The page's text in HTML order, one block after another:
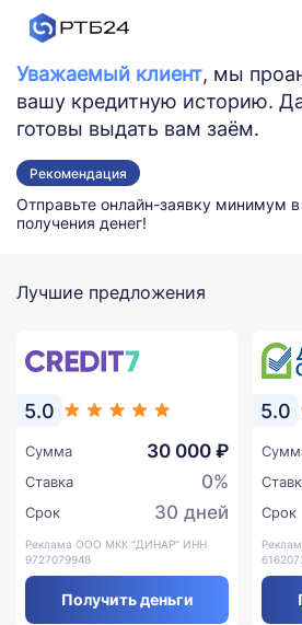
Уважаемый клиент, мы
вашу кредитную историю.
готовы выдать вам заём.
Рекомендация
Отправьте онлайн-заявку минимум
получения денег!
Лучшие предложения
5.0
Сумма 30 000 ₽
Ставка 0%
Срок 30 дней
Реклама ООО МКК "ДИНАР" ИНН
9727079948
Получить деньги
5.0
Срок